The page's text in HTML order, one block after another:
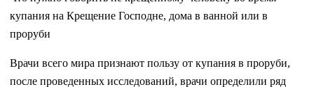
купания на Крещение Господне, дома в ванной или в
проруби
Врачи всего мира признают пользу от купания в проруби,
после проведенных исследований, врачи определили ряд